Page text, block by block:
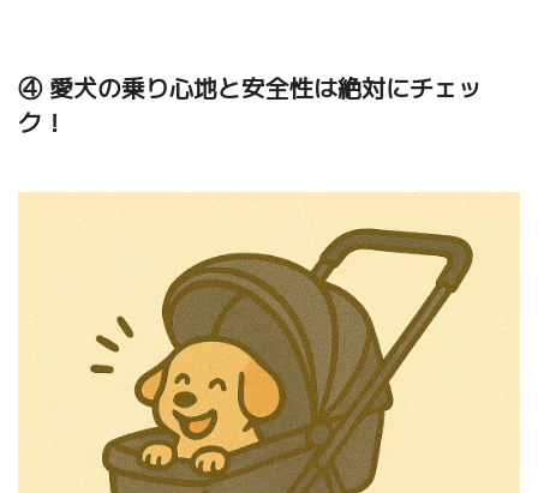
④ 愛犬の乗り心地と安全性は絶対にチェッ
ク！